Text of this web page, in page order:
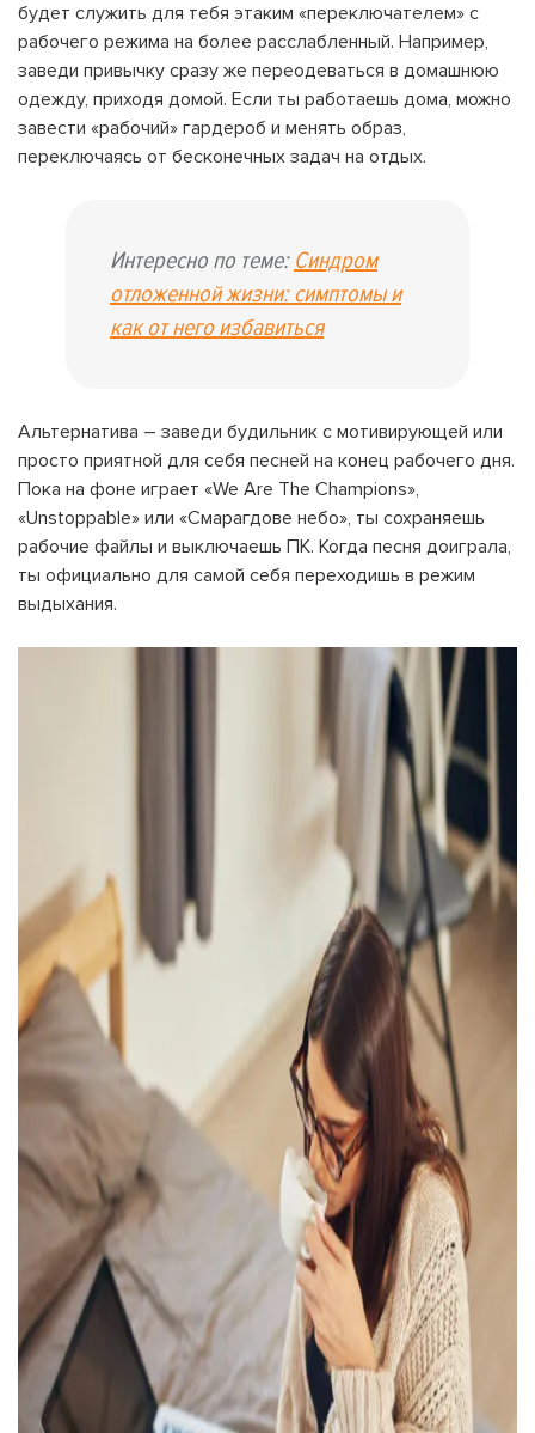
будет служить для тебя этаким «переключателем» с
рабочего режима на более расслабленный. Например,
заведи привычку сразу же переодеваться в домашнюю
одежду, приходя домой. Если ты работаешь дома, можно
завести «рабочий» гардероб и менять образ,
переключаясь от бесконечных задач на отдых.
Интересно по теме: Синдром
отложенной жизни: симптомы и
как от него избавиться
Альтернатива – заведи будильник с мотивирующей или
просто приятной для себя песней на конец рабочего дня.
Пока на фоне играет «We Are The Champions»,
«Unstoppable» или «Смарагдове небо», ты сохраняешь
рабочие файлы и выключаешь ПК. Когда песня доиграла,
ты официально для самой себя переходишь в режим
выдыхания.